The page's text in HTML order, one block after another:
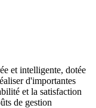
et intelligente, dotée
d'importantes
et la satisfaction
de gestion